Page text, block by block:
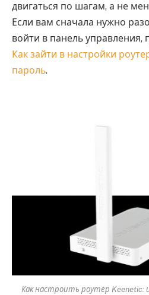
двигаться по шагам, а не
Если вам сначала нужно
войти в панель управления,
Как зайти в настройки
пароль.
Как настроить роутер